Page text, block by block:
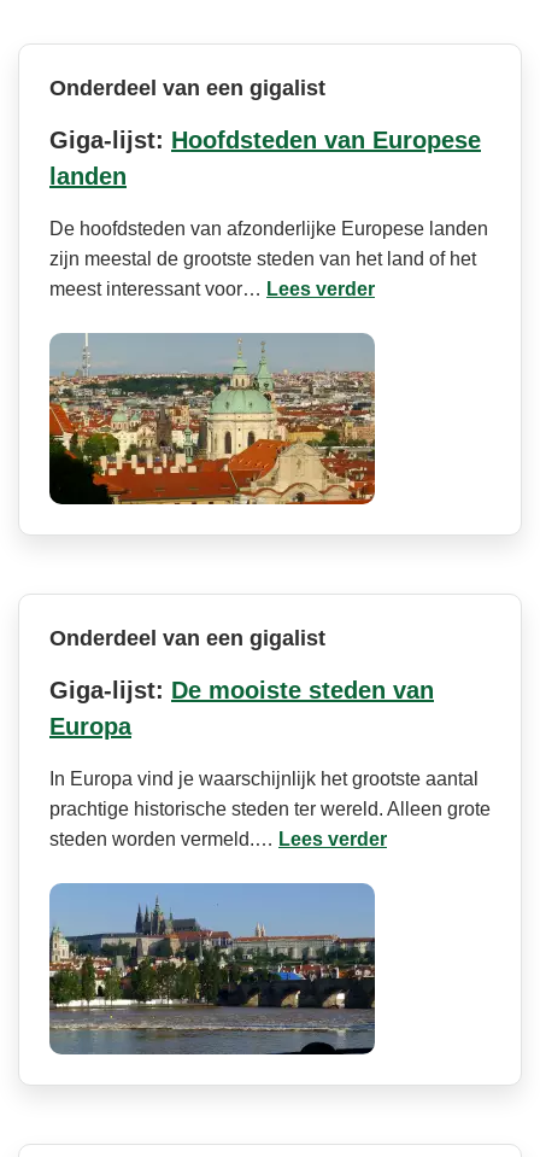
Onderdeel van een gigalist
Giga-lijst: Hoofdsteden van Europese
landen
De hoofdsteden van afzonderlijke Europese landen
zijn meestal de grootste steden van het land of het
meest interessant voor… Lees verder
Onderdeel van een gigalist
Giga-lijst: De mooiste steden van
Europa
In Europa vind je waarschijnlijk het grootste aantal
prachtige historische steden ter wereld. Alleen grote
steden worden vermeld.… Lees verder